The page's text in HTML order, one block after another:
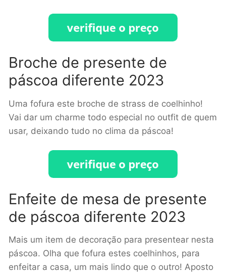
Broche de presente de
páscoa diferente 2023
Uma fofura este broche de strass de coelhinho!
Vai dar um charme todo especial no outfit de quem
usar, deixando tudo no clima da páscoa!
Enfeite de mesa de presente
de páscoa diferente 2023
Mais um item de decoração para presentear nesta
páscoa. Olha que fofura estes coelhinhos, para
enfeitar a casa, um mais lindo que o outro! Aposto